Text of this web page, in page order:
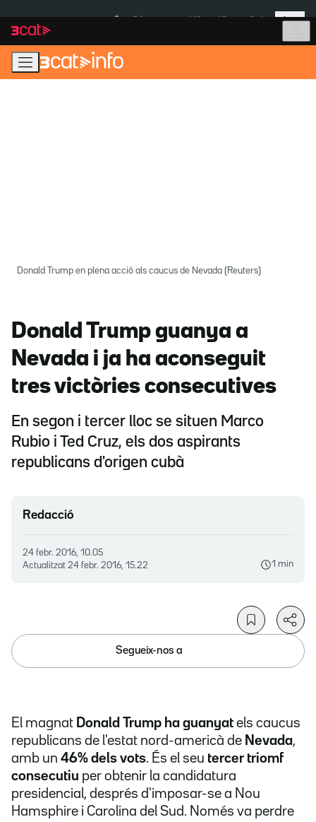
navegació
principal
contingut
Més
Donald Trump en plena acció als caucus de Nevada (Reuters)
Donald Trump guanya a
Nevada i ja ha aconseguit
tres victòries consecutives
En segon i tercer lloc se situen Marco
Rubio i Ted Cruz, els dos aspirants
republicans d'origen cubà
Redacció
24 febr. 2016, 10.05
Actualitzat 24 febr. 2016, 15.22 1 min
Segueix-nos a
El magnat Donald Trump ha guanyat els caucus
republicans de l'estat nord-americà de Nevada,
amb un 46% dels vots. És el seu tercer triomf
consecutiu per obtenir la candidatura
presidencial, després d'imposar-se a Nou
Hamsphire i Carolina del Sud. Només va perdre